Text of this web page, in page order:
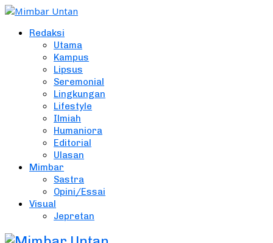
Redaksi
Utama
Kampus
Lipsus
Seremonial
Lingkungan
Lifestyle
Ilmiah
Humaniora
Editorial
Ulasan
Mimbar
Sastra
Opini/Essai
Visual
Jepretan